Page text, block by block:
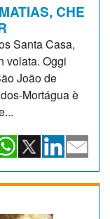
CHE
Santa Casa,
volata. Oggi
João de
Mortágua è